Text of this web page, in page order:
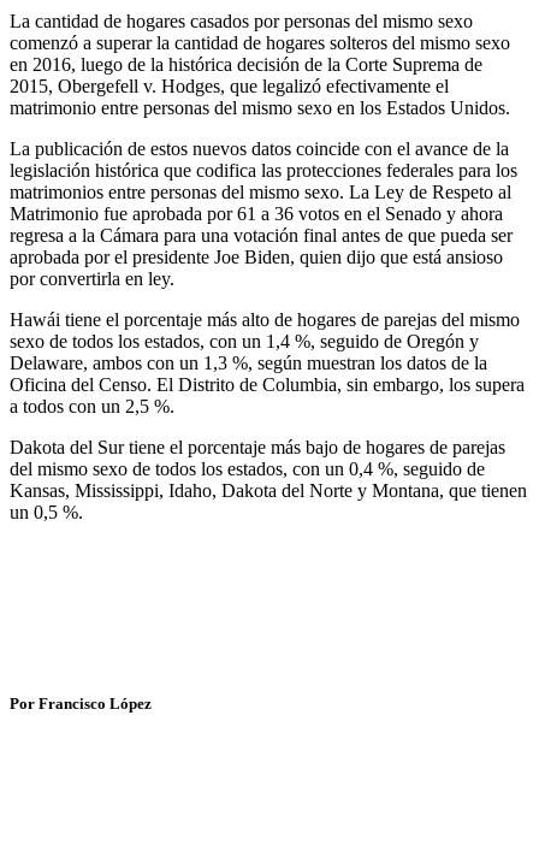
La cantidad de hogares casados ​​por personas del mismo sexo
comenzó a superar la cantidad de hogares solteros del mismo sexo
en 2016, luego de la histórica decisión de la Corte Suprema de
2015, Obergefell v. Hodges, que legalizó efectivamente el
matrimonio entre personas del mismo sexo en los Estados Unidos.
La publicación de estos nuevos datos coincide con el avance de la
legislación histórica que codifica las protecciones federales para los
matrimonios entre personas del mismo sexo. La Ley de Respeto al
Matrimonio fue aprobada por 61 a 36 votos en el Senado y ahora
regresa a la Cámara para una votación final antes de que pueda ser
aprobada por el presidente Joe Biden, quien dijo que está ansioso
por convertirla en ley.
Hawái tiene el porcentaje más alto de hogares de parejas del mismo
sexo de todos los estados, con un 1,4 %, seguido de Oregón y
Delaware, ambos con un 1,3 %, según muestran los datos de la
Oficina del Censo. El Distrito de Columbia, sin embargo, los supera
a todos con un 2,5 %.
Dakota del Sur tiene el porcentaje más bajo de hogares de parejas
del mismo sexo de todos los estados, con un 0,4 %, seguido de
Kansas, Mississippi, Idaho, Dakota del Norte y Montana, que tienen
un 0,5 %.
Por Francisco López